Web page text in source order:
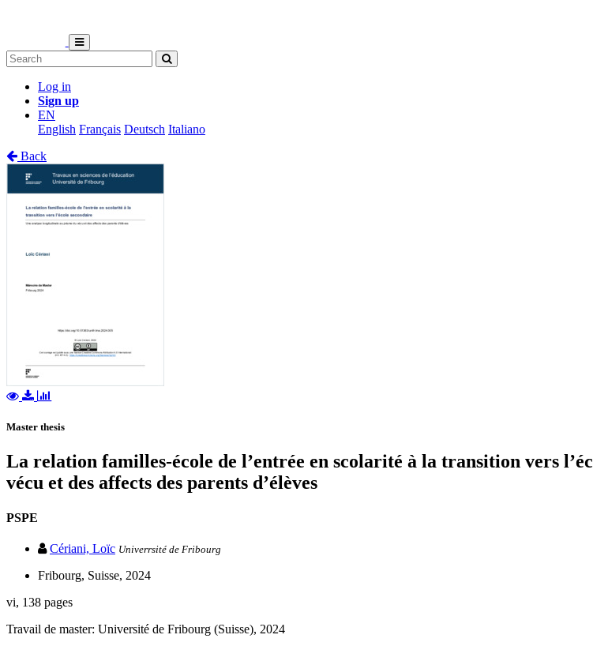
Log in
Sign up
EN
English Français Deutsch Italiano
Back
Master thesis
La relation familles-école de l’entrée en scolarité à la transition vers
vécu et des affects des parents d’élèves
PSPE
Cériani, Loïc Univerrsité de Fribourg
Fribourg, Suisse, 2024
vi, 138 pages
Travail de master: Université de Fribourg (Suisse), 2024